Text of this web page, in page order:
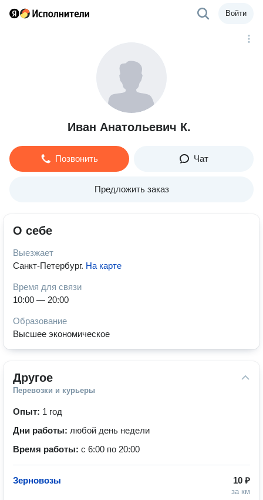
Войти
Иван Анатольевич К.
Позвонить Чат
Предложить заказ
О себе
Выезжает
Санкт-Петербург. На карте
Время для связи
10:00 — 20:00
Образование
Высшее экономическое
Другое
Перевозки и курьеры
Опыт: 1 год
Дни работы: любой день недели
Время работы: с 6:00 по 20:00
10 ₽
за км
Зерновозы